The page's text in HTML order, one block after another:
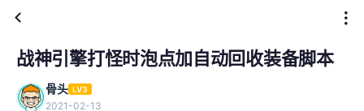
战神引擎打怪时泡点加自动回收装备脚本
骨头 LV3
2021-02-13